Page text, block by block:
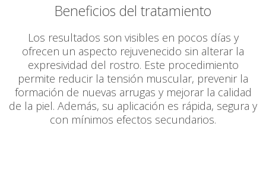
Beneficios del tratamiento
Los resultados son visibles en pocos dí­as y
ofrecen un aspecto rejuvenecido sin alterar la
expresividad del rostro. Este procedimiento
permite reducir la tensión muscular, prevenir la
formación de nuevas arrugas y mejorar la calidad
de la piel. Además, su aplicación es rápida, segura y
con mí­nimos efectos secundarios.